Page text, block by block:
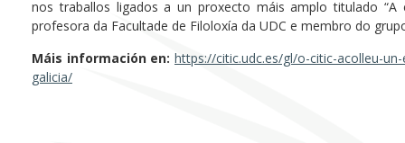
nos traballos ligados a un proxecto máis amplo titulado “A
profesora da Facultade de Filoloxía da UDC e membro do
Máis información en: https://citic.udc.es/gl/o-citic-acolleu-
galicia/